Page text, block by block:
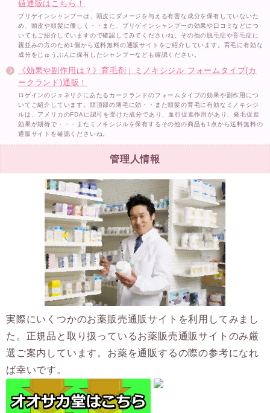
値通販はこちら！
プリゲインシャンプーは、頭皮にダメージを与える有害な成分を保有していないた
め、頭皮や頭髪に優しく・・また、プリゲインシャンプーの効果や口コミなどにつ
いてもご紹介していますので確認してみてくださいね。その他の脱毛症や育毛症に
親並みの方のため1個から送料無料の通販サイトをご紹介しています。育毛に有効な
成分をじゅうぶんに保有したシャンプーなども確認ください。
《効果や副作用は？》育毛剤｜ミノキシジル フォームタイプ(カ
ークランド)通販！
ロゲインのジェネリクにあたるカークランドのフォームタイプの効果や副作用につ
いてご紹介しています。頭頂部の薄毛に効・・また頭髪の育毛に有効なミノキシジ
ルは、アメリカのFDAに認可を受けた成分であり、血行促進作用があり、発毛促進
効果が期待で・・・またミノキシジルを保有するその他の商品も1点から送料無料の
通販サイトを確認くださいね。
管理人情報
実際にいくつかのお薬販売通販サイトを利用してみまし
た。正規品と取り扱っているお薬販売通販サイトのみ厳
選ご案内しています。お薬を通販するの際の参考になれ
ば幸いです。